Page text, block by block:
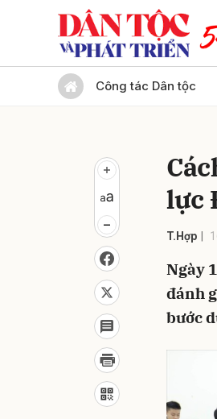
Công tác Dân tộc
lực
T.Hợp
Ngày
đánh
bước